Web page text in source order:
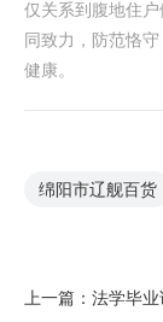
仅关系到腹地住
同致力，防范恪
健康。
绵阳市辽舰百货
上一篇： 法学毕